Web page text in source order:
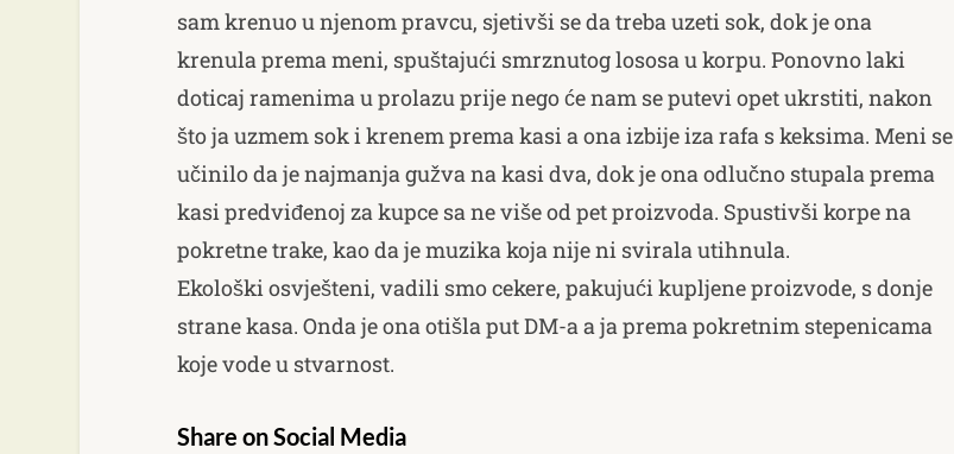
sam krenuo u njenom pravcu, sjetivši se da treba uzeti sok, dok je ona
krenula prema meni, spuštajući smrznutog lososa u korpu. Ponovno laki
doticaj ramenima u prolazu prije nego će nam se putevi opet ukrstiti, nakon
što ja uzmem sok i krenem prema kasi a ona izbije iza rafa s keksima. Meni se
učinilo da je najmanja gužva na kasi dva, dok je ona odlučno stupala prema
kasi predviđenoj za kupce sa ne više od pet proizvoda. Spustivši korpe na
pokretne trake, kao da je muzika koja nije ni svirala utihnula.
Ekološki osvješteni, vadili smo cekere, pakujući kupljene proizvode, s donje
strane kasa. Onda je ona otišla put DM-a a ja prema pokretnim stepenicama
koje vode u stvarnost.
Share on Social Media